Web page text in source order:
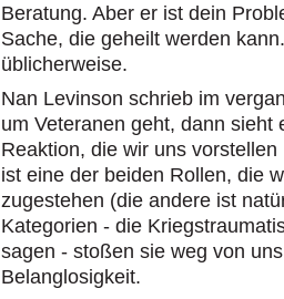
Beratung. Aber er ist dein
Sache, die geheilt werden
üblicherweise.
Nan Levinson schrieb im
um Veteranen geht, dann
Reaktion, die wir uns
ist eine der beiden Rollen, die
zugestehen (die andere ist
Kategorien - die
sagen - stoßen sie weg von
Belanglosigkeit.